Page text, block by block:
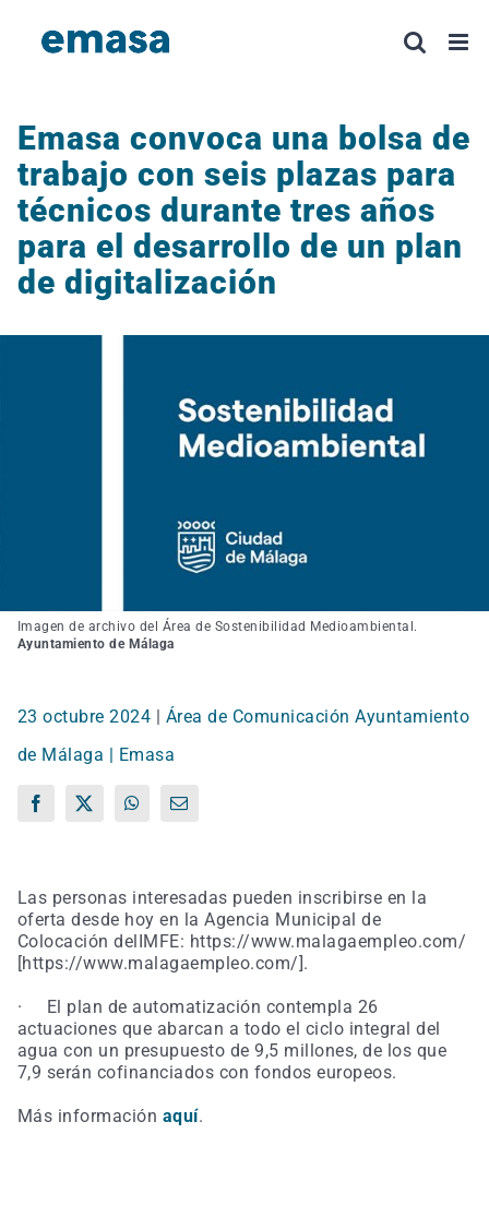
Emasa convoca una bolsa de
trabajo con seis plazas para
técnicos durante tres años
para el desarrollo de un plan
de digitalización
Imagen de archivo del Área de Sostenibilidad Medioambiental.
Ayuntamiento de Málaga
23 octubre 2024
Área de Comunicación Ayuntamiento
de Málaga | Emasa
Facebook
X WhatsAppCorreo
Las personas interesadas pueden inscribirse en la
oferta desde hoy en la Agencia Municipal de
Colocación delIMFE: https://www.malagaempleo.com/
[https://www.malagaempleo.com/].
· El plan de automatización contempla 26
actuaciones que abarcan a todo el ciclo integral del
agua con un presupuesto de 9,5 millones, de los que
7,9 serán cofinanciados con fondos europeos.
Más información aquí.